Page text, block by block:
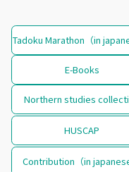
Tadoku Marathon（in
E-Books
Northern studies
HUSCAP
Contribution（in japanese